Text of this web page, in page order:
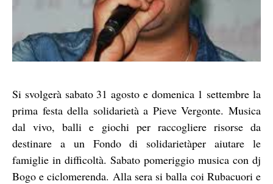
Si svolgerà sabato 31 agosto e domenica 1 settembre la
prima festa della solidarietà a Pieve Vergonte. Musica
dal vivo, balli e giochi per raccogliere risorse da
destinare a un Fondo di solidarietàper aiutare le
famiglie in difficoltà. Sabato pomeriggio musica con dj
Bogo e ciclomerenda. Alla sera si balla coi Rubacuori e